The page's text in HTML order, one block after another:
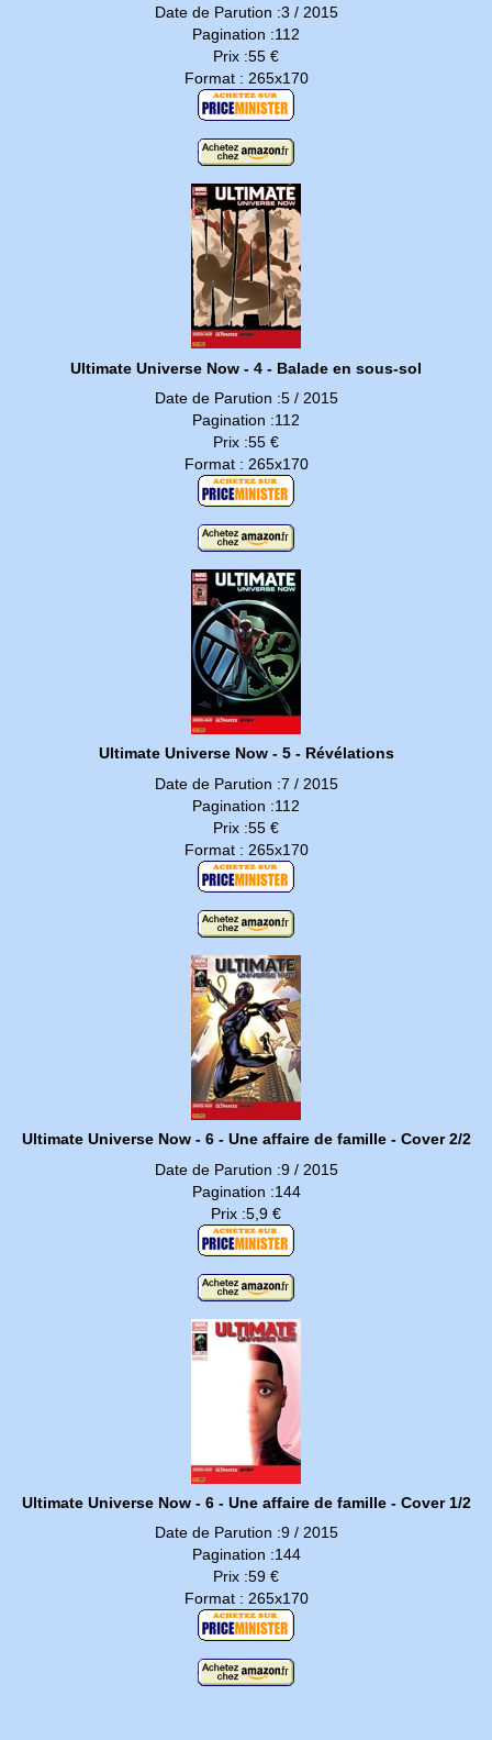
Date de Parution :3 / 2015
Pagination :112
Prix :55 €
Format : 265x170
Ultimate Universe Now - 4 - Balade en sous-sol
Date de Parution :5 / 2015
Pagination :112
Prix :55 €
Format : 265x170
Ultimate Universe Now - 5 - Révélations
Date de Parution :7 / 2015
Pagination :112
Prix :55 €
Format : 265x170
Ultimate Universe Now - 6 - Une affaire de famille - Cover 2/2
Date de Parution :9 / 2015
Pagination :144
Prix :5,9 €
Ultimate Universe Now - 6 - Une affaire de famille - Cover 1/2
Date de Parution :9 / 2015
Pagination :144
Prix :59 €
Format : 265x170